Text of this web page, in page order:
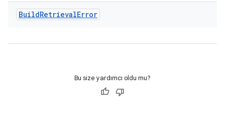
BuildRetrievalError
Bu size yardımcı oldu mu?